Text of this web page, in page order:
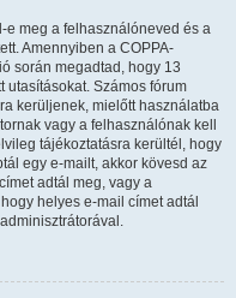
e meg a felhasználóneved és a
Amennyiben a COPPA-
során megadtad, hogy 13
utasításokat. Számos fórum
kerüljenek, mielőtt használatba
vagy a felhasználónak kell
tájékoztatásra kerültél, hogy
egy e-mailt, akkor kövesd az
adtál meg, vagy a
helyes e-mail címet adtál